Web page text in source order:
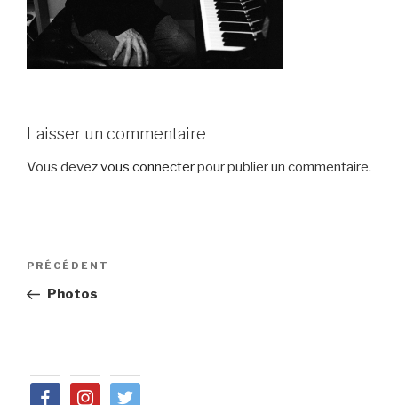
Laisser un commentaire
Vous devezvous connecterpour publier un commentaire.
Navigation
l’article
Article
précédent
PRÉCÉDENT
Photos